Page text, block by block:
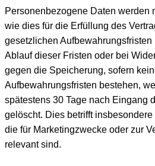
Personenbezogene Daten werden
wie dies für die Erfüllung des
gesetzlichen
Ablauf dieser Fristen oder bei
gegen die Speicherung, sofern
Aufbewahrungsfristen bestehen,
spätestens 30 Tage nach Eingang
gelöscht. Dies betrifft
die für Marketingzwecke oder zur
relevant sind.